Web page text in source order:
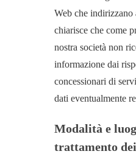
Web che
chiarisce che come
nostra società non
informazione dai
concessionari di
dati eventualmente
Modalità e
trattamento